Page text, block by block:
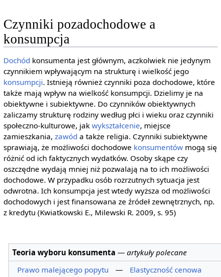
Czynniki pozadochodowe a
konsumpcja
Dochód konsumenta jest głównym, aczkolwiek nie jedynym
czynnikiem wpływającym na strukturę i wielkość jego
konsumpcji. Istnieją również czynniki poza dochodowe, które
także mają wpływ na wielkość konsumpcji. Dzielimy je na
obiektywne i subiektywne. Do czynników obiektywnych
zaliczamy strukturę rodziny według płci i wieku oraz czynniki
społeczno-kulturowe, jak wykształcenie, miejsce
zamieszkania, zawód a także religia. Czynniki subiektywne
sprawiają, że możliwości dochodowe konsumentówmogą się
różnić od ich faktycznych wydatków. Osoby skąpe czy
oszczędne wydają mniej niż pozwalają na to ich możliwości
dochodowe. W przypadku osób rozrzutnych sytuacja jest
odwrotna. Ich konsumpcja jest wtedy wyższa od możliwości
dochodowych i jest finansowana ze źródeł zewnętrznych, np.
z kredytu (Kwiatkowski E., Milewski R. 2009, s. 95)
Teoria wyboru konsumenta —artykuły polecane
Prawo malejącego popytu
—
Elastyczność cenowa